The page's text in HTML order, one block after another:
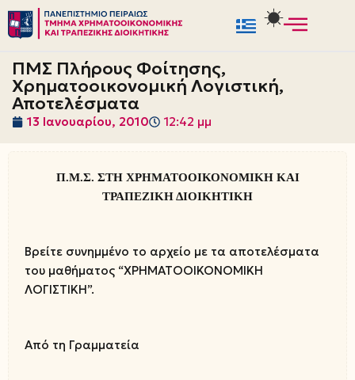
Μεταπηδήστε
στο
περιεχόμενο
ΠΜΣ Πλήρους Φοίτησης,
Χρηματοοικονομική Λογιστική,
Αποτελέσματα
13 Ιανουαρίου, 2010 12:42 μμ
Π.Μ.Σ. ΣΤΗ ΧΡΗΜΑΤΟΟΙΚΟΝΟΜΙΚΗ ΚΑΙ
ΤΡΑΠΕΖΙΚΗ ΔΙΟΙΚΗΤΙΚΗ
Βρείτε συνημμένο το αρχείο με τα αποτελέσματα
του μαθήματος “ΧΡΗΜΑΤΟΟΙΚΟΝΟΜΙΚΗ
ΛΟΓΙΣΤΙΚΗ”.
Από τη Γραμματεία